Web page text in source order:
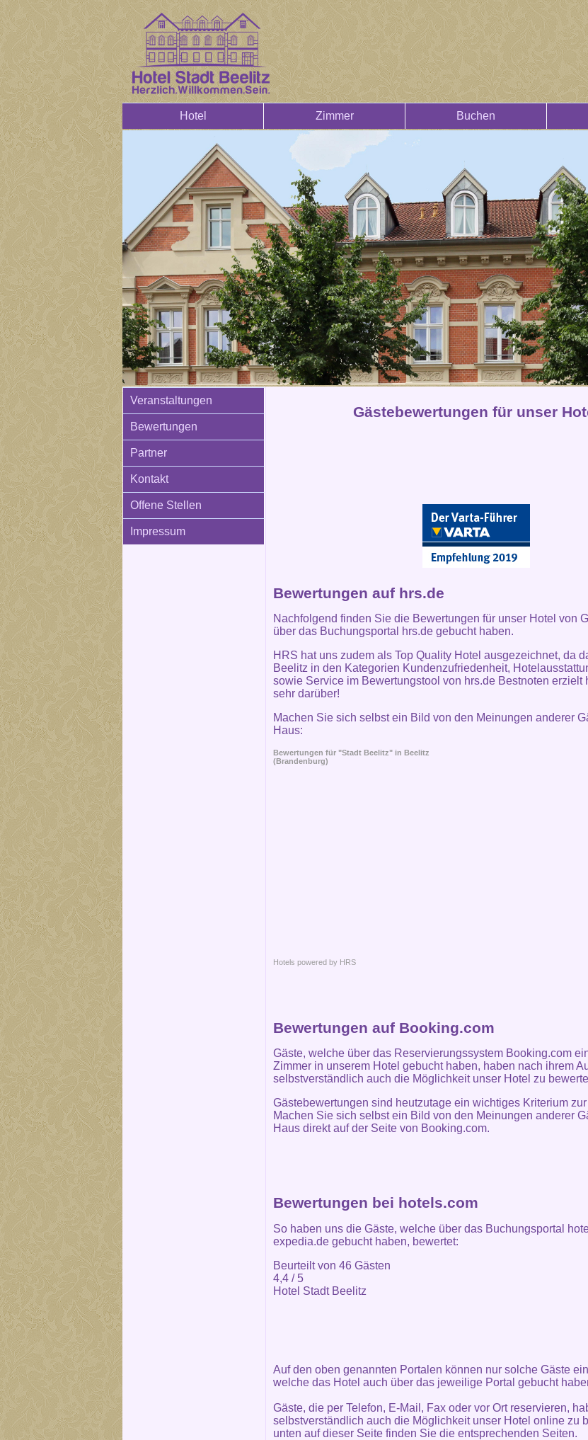
Hotel Zimmer Buchen
Veranstaltungen
Bewertungen
Partner
Kontakt
Offene Stellen
Impressum
Gästebewertungen für unser
Bewertungen auf hrs.de
Nachfolgend finden Sie die Bewertungen für unser Hotel von
über das Buchungsportal hrs.de gebucht haben.
HRS hat uns zudem als Top Quality Hotel ausgezeichnet, da
Beelitz in den Kategorien Kundenzufriedenheit,
sowie Service im Bewertungstool von hrs.de Bestnoten erzielt
sehr darüber!
Machen Sie sich selbst ein Bild von den Meinungen anderer
Haus:
Bewertungen für "Stadt Beelitz" in Beelitz
(Brandenburg)
Hotels powered by HRS
Bewertungen auf Booking.com
Gäste, welche über das Reservierungssystem Booking.com
Zimmer in unserem Hotel gebucht haben, haben nach ihrem
selbstverständlich auch die Möglichkeit unser Hotel zu
Gästebewertungen sind heutzutage ein wichtiges Kriterium
Machen Sie sich selbst ein Bild von den Meinungen anderer
Haus direkt auf der Seite von Booking.com.
Bewertungen bei hotels.com
So haben uns die Gäste, welche über das Buchungsportal
expedia.de gebucht haben, bewertet:
Beurteilt von 46 Gästen
4,4 / 5
Hotel Stadt Beelitz
Auf den oben genannten Portalen können nur solche Gäste
welche das Hotel auch über das jeweilige Portal gebucht
Gäste, die per Telefon, E-Mail, Fax oder vor Ort reservieren,
selbstverständlich auch die Möglichkeit unser Hotel online zu
unten auf dieser Seite finden Sie die entsprechenden Seiten.